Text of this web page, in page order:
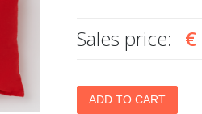
Sales price: €